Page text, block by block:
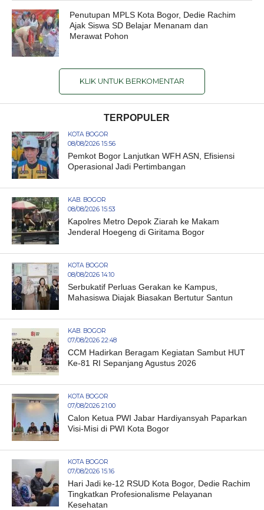
Penutupan MPLS Kota Bogor, Dedie Rachim
Ajak Siswa SD Belajar Menanam dan
Merawat Pohon
KLIK UNTUK BERKOMENTAR
TERPOPULER
KOTA BOGOR
08/08/2026 15:56
Pemkot Bogor Lanjutkan WFH ASN, Efisiensi
Operasional Jadi Pertimbangan
KAB. BOGOR
08/08/2026 15:53
Kapolres Metro Depok Ziarah ke Makam
Jenderal Hoegeng di Giritama Bogor
KOTA BOGOR
08/08/2026 14:10
Serbukatif Perluas Gerakan ke Kampus,
Mahasiswa Diajak Biasakan Bertutur Santun
KAB. BOGOR
07/08/2026 22:48
CCM Hadirkan Beragam Kegiatan Sambut HUT
Ke-81 RI Sepanjang Agustus 2026
KOTA BOGOR
07/08/2026 21:00
Calon Ketua PWI Jabar Hardiyansyah Paparkan
Visi-Misi di PWI Kota Bogor
KOTA BOGOR
07/08/2026 15:16
Hari Jadi ke-12 RSUD Kota Bogor, Dedie Rachim
Tingkatkan Profesionalisme Pelayanan
Kesehatan